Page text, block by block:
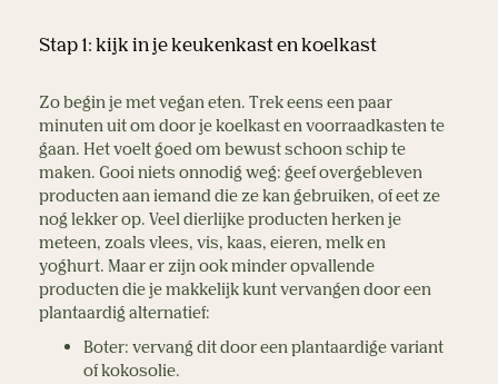
Stap 1: kijk in je keukenkast en koelkast
Zo begin je met vegan eten. Trek eens een paar
minuten uit om door je koelkast en voorraadkasten te
gaan. Het voelt goed om bewust schoon schip te
maken. Gooi niets onnodig weg: geef overgebleven
producten aan iemand die ze kan gebruiken, of eet ze
nog lekker op. Veel dierlijke producten herken je
meteen, zoals vlees, vis, kaas, eieren, melk en
yoghurt. Maar er zijn ook minder opvallende
producten die je makkelijk kunt vervangen door een
plantaardig alternatief:
Boter: vervang dit door een plantaardige variant
of kokosolie.